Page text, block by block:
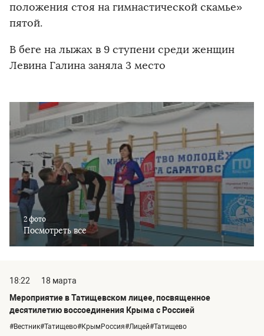
положения стоя на гимнастической скамье»
пятой.
В беге на лыжах в 9 ступени среди женщин
Левина Галина заняла 3 место
2 фото
Посмотреть все
18:22
18 марта
Мероприятие в Татищевском лицее, посвященное
десятилетию воссоединения Крыма с Россией
#Вестник#Татищево#КрымРоссия#Лицей#Татищево